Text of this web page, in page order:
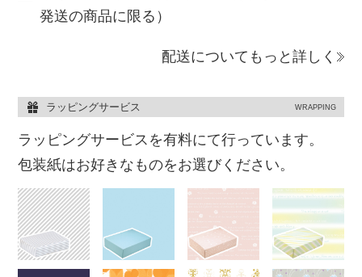
発送の商品に限る）
配送についてもっと詳しく
ラッピングサービス WRAPPING
ラッピングサービスを有料にて行っています。
包装紙はお好きなものをお選びください。